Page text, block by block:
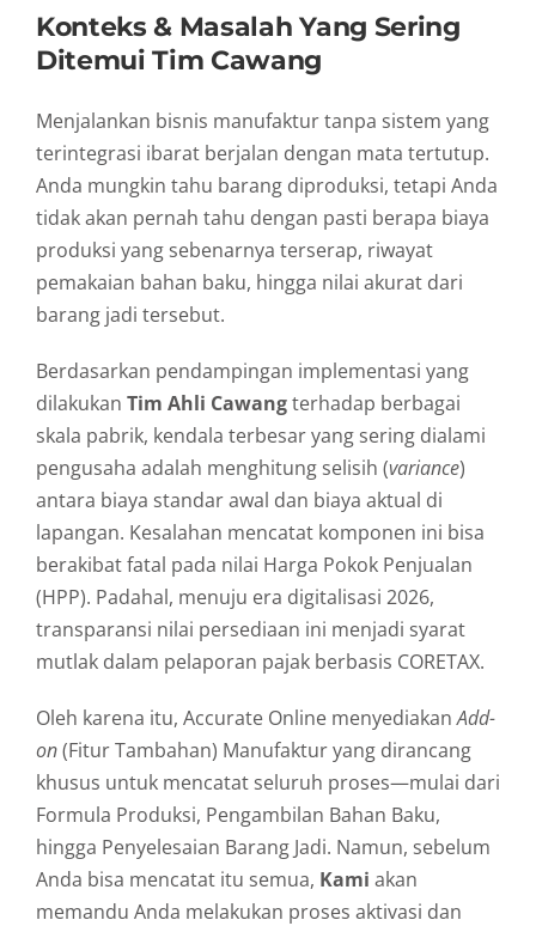
Konteks & Masalah Yang Sering
Ditemui Tim Cawang
Menjalankan bisnis manufaktur tanpa sistem yang
terintegrasi ibarat berjalan dengan mata tertutup.
Anda mungkin tahu barang diproduksi, tetapi Anda
tidak akan pernah tahu dengan pasti berapa biaya
produksi yang sebenarnya terserap, riwayat
pemakaian bahan baku, hingga nilai akurat dari
barang jadi tersebut.
Berdasarkan pendampingan implementasi yang
dilakukan Tim Ahli Cawangterhadap berbagai
skala pabrik, kendala terbesar yang sering dialami
pengusaha adalah menghitung selisih (variance)
antara biaya standar awal dan biaya aktual di
lapangan. Kesalahan mencatat komponen ini bisa
berakibat fatal pada nilai Harga Pokok Penjualan
(HPP). Padahal, menuju era digitalisasi 2026,
transparansi nilai persediaan ini menjadi syarat
mutlak dalam pelaporan pajak berbasis CORETAX.
Oleh karena itu, Accurate Online menyediakanAdd-
on(Fitur Tambahan) Manufaktur yang dirancang
khusus untuk mencatat seluruh proses—mulai dari
Formula Produksi, Pengambilan Bahan Baku,
hingga Penyelesaian Barang Jadi. Namun, sebelum
Anda bisa mencatat itu semua, Kami akan
memandu Anda melakukan proses aktivasi dan